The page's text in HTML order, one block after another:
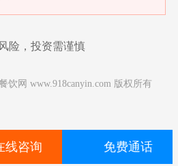
险，投资需谨慎
饮网 www.918canyin.com 版权所有
线咨询 免费通话